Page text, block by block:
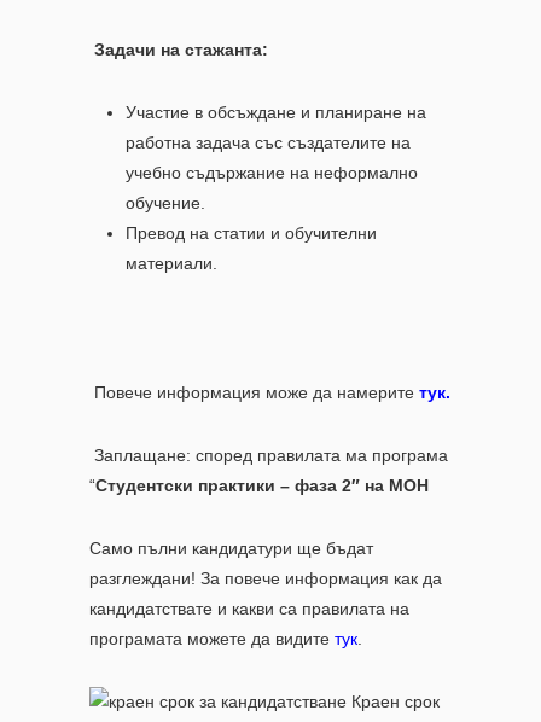
Задачи на стажанта:
Участие в обсъждане и планиране на
работна задача със създателите на
учебно съдържание на неформално
обучение.
Превод на статии и обучителни
материали.
Повече информация може да намерите тук.
Заплащане: според правилата ма програма
“Студентски практики – фаза 2″ на МОН
Само пълни кандидатури ще бъдат
разглеждани! За повече информация как да
кандидатствате и какви са правилата на
програмата можете да видите тук
Краен срок